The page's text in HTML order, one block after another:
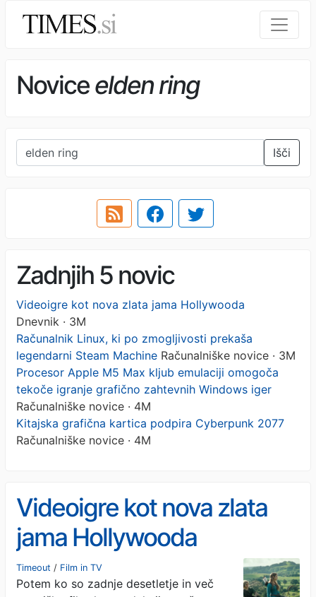
Noviceelden ring
Išči
Zadnjih 5 novic
Videoigre kot nova zlata jama Hollywooda
Dnevnik · 3M
Računalnik Linux, ki po zmogljivosti prekaša
legendarni Steam Machine Računalniške novice · 3M
Procesor Apple M5 Max kljub emulaciji omogoča
tekoče igranje grafično zahtevnih Windows iger
Računalniške novice · 4M
Kitajska grafična kartica podpira Cyberpunk 2077
Računalniške novice · 4M
Videoigre kot nova zlata
jama Hollywooda
Timeout / Film in TV
Potem ko so zadnje desetletje in več